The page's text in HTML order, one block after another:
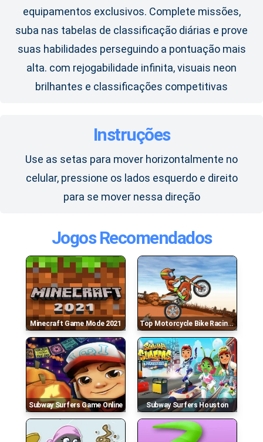
equipamentos exclusivos. Complete missões,
suba nas tabelas de classificação diárias e prove
suas habilidades perseguindo a pontuação mais
alta. com rejogabilidade infinita, visuais neon
brilhantes e classificações competitivas
Instruções
Use as setas para mover horizontalmente no
celular, pressione os lados esquerdo e direito
para se mover nessa direção
Jogos Recomendados
Minecraft Game Mode 2021 Top Motorcycle Bike Racing Game
Subway Surfers Game Online Subway Surfers Houston